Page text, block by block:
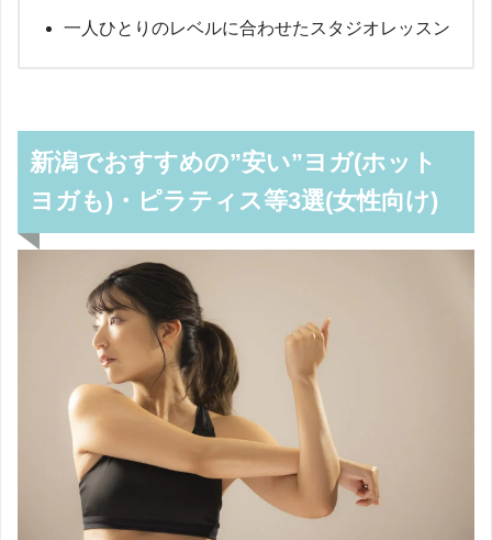
一人ひとりのレベルに合わせたスタジオレッスン
新潟でおすすめの”安い”ヨガ(ホット
ヨガも)・ピラティス等3選(女性向け)